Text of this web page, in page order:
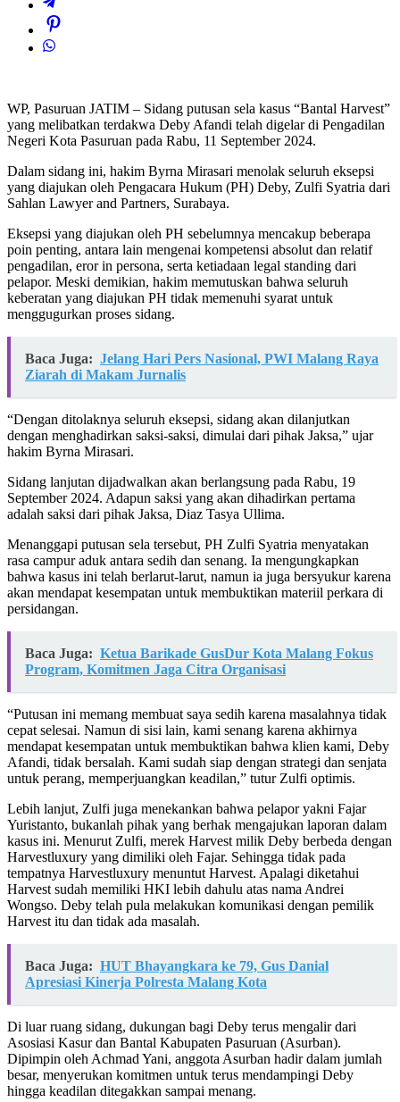
WP, Pasuruan JATIM – Sidang putusan sela kasus “Bantal Harvest”
yang melibatkan terdakwa Deby Afandi telah digelar di Pengadilan
Negeri Kota Pasuruan pada Rabu, 11 September 2024.
Dalam sidang ini, hakim Byrna Mirasari menolak seluruh eksepsi
yang diajukan oleh Pengacara Hukum (PH) Deby, Zulfi Syatria dari
Sahlan Lawyer and Partners, Surabaya.
Eksepsi yang diajukan oleh PH sebelumnya mencakup beberapa
poin penting, antara lain mengenai kompetensi absolut dan relatif
pengadilan, eror in persona, serta ketiadaan legal standing dari
pelapor. Meski demikian, hakim memutuskan bahwa seluruh
keberatan yang diajukan PH tidak memenuhi syarat untuk
menggugurkan proses sidang.
Baca Juga: Jelang Hari Pers Nasional, PWI Malang Raya
Ziarah di Makam Jurnalis
“Dengan ditolaknya seluruh eksepsi, sidang akan dilanjutkan
dengan menghadirkan saksi-saksi, dimulai dari pihak Jaksa,” ujar
hakim Byrna Mirasari.
Sidang lanjutan dijadwalkan akan berlangsung pada Rabu, 19
September 2024. Adapun saksi yang akan dihadirkan pertama
adalah saksi dari pihak Jaksa, Diaz Tasya Ullima.
Menanggapi putusan sela tersebut, PH Zulfi Syatria menyatakan
rasa campur aduk antara sedih dan senang. Ia mengungkapkan
bahwa kasus ini telah berlarut-larut, namun ia juga bersyukur karena
akan mendapat kesempatan untuk membuktikan materiil perkara di
persidangan.
Baca Juga: Ketua Barikade GusDur Kota Malang Fokus
Program, Komitmen Jaga Citra Organisasi
“Putusan ini memang membuat saya sedih karena masalahnya tidak
cepat selesai. Namun di sisi lain, kami senang karena akhirnya
mendapat kesempatan untuk membuktikan bahwa klien kami, Deby
Afandi, tidak bersalah. Kami sudah siap dengan strategi dan senjata
untuk perang, memperjuangkan keadilan,” tutur Zulfi optimis.
Lebih lanjut, Zulfi juga menekankan bahwa pelapor yakni Fajar
Yuristanto, bukanlah pihak yang berhak mengajukan laporan dalam
kasus ini. Menurut Zulfi, merek Harvest milik Deby berbeda dengan
Harvestluxury yang dimiliki oleh Fajar. Sehingga tidak pada
tempatnya Harvestluxury menuntut Harvest. Apalagi diketahui
Harvest sudah memiliki HKI lebih dahulu atas nama Andrei
Wongso. Deby telah pula melakukan komunikasi dengan pemilik
Harvest itu dan tidak ada masalah.
Baca Juga: HUT Bhayangkara ke 79, Gus Danial
Apresiasi Kinerja Polresta Malang Kota
Di luar ruang sidang, dukungan bagi Deby terus mengalir dari
Asosiasi Kasur dan Bantal Kabupaten Pasuruan (Asurban).
Dipimpin oleh Achmad Yani, anggota Asurban hadir dalam jumlah
besar, menyerukan komitmen untuk terus mendampingi Deby
hingga keadilan ditegakkan sampai menang.